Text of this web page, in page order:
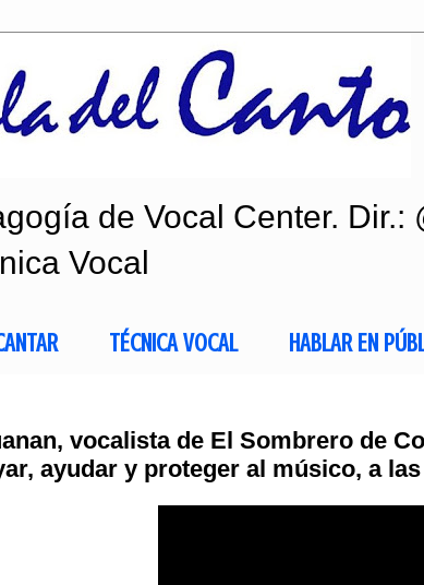
de Vocal Center. Dir.:
Vocal
TÉCNICA VOCAL HABLAR EN
vocalista de El Sombrero de
ayudar y proteger al músico, a